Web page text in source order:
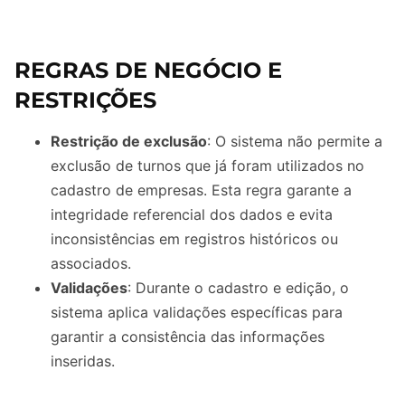
REGRAS DE NEGÓCIO E
RESTRIÇÕES
Restrição de exclusão: O sistema não permite a
exclusão de turnos que já foram utilizados no
cadastro de empresas. Esta regra garante a
integridade referencial dos dados e evita
inconsistências em registros históricos ou
associados.
Validações: Durante o cadastro e edição, o
sistema aplica validações específicas para
garantir a consistência das informações
inseridas.